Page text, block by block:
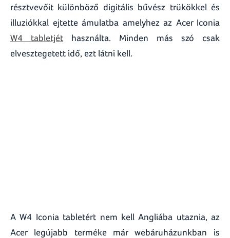
résztvevőit különböző digitális bűvész trükökkel és
illuziókkal ejtette ámulatba amelyhez az Acer Iconia
W4 tabletjét használta. Minden más szó csak
elvesztegetett idő, ezt látni kell.
A W4 Iconia tabletért nem kell Angliába utaznia, az
Acer legújabb terméke már webáruházunkban is